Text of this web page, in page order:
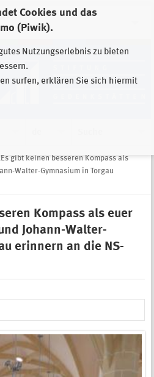
Cookies und das
(Piwik).
Nutzungserlebnis zu bieten
surfen, erklären Sie sich hiermit
gibt keinen besseren Kompass als
Walter-Gymnasium in Torgau
Kompass als euer
Johann-Walter-
erinnern an die NS-